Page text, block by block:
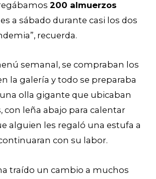
200 almuerzos
a sábado durante casi los dos
recuerda.
semanal, se compraban los
la galería y todo se preparaba
olla gigante que ubicaban
con leña abajo para calentar
alguien les regaló una estufa a
con su labor.
traído un cambio a muchos